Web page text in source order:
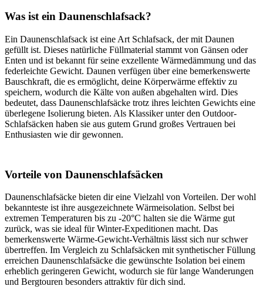
Was ist ein Daunenschlafsack?
Ein Daunenschlafsack ist eine Art Schlafsack, der mit Daunen
gefüllt ist. Dieses natürliche Füllmaterial stammt von Gänsen oder
Enten und ist bekannt für seine exzellente Wärmedämmung und das
federleichte Gewicht. Daunen verfügen über eine bemerkenswerte
Bauschkraft, die es ermöglicht, deine Körperwärme effektiv zu
speichern, wodurch die Kälte von außen abgehalten wird. Dies
bedeutet, dass Daunenschlafsäcke trotz ihres leichten Gewichts eine
überlegene Isolierung bieten. Als Klassiker unter den Outdoor-
Schlafsäcken haben sie aus gutem Grund großes Vertrauen bei
Enthusiasten wie dir gewonnen.
Vorteile von Daunenschlafsäcken
Daunenschlafsäcke bieten dir eine Vielzahl von Vorteilen. Der wohl
bekannteste ist ihre ausgezeichnete Wärmeisolation. Selbst bei
extremen Temperaturen bis zu -20°C halten sie die Wärme gut
zurück, was sie ideal für Winter-Expeditionen macht. Das
bemerkenswerte Wärme-Gewicht-Verhältnis lässt sich nur schwer
übertreffen. Im Vergleich zu Schlafsäcken mit synthetischer Füllung
erreichen Daunenschlafsäcke die gewünschte Isolation bei einem
erheblich geringeren Gewicht, wodurch sie für lange Wanderungen
und Bergtouren besonders attraktiv für dich sind.